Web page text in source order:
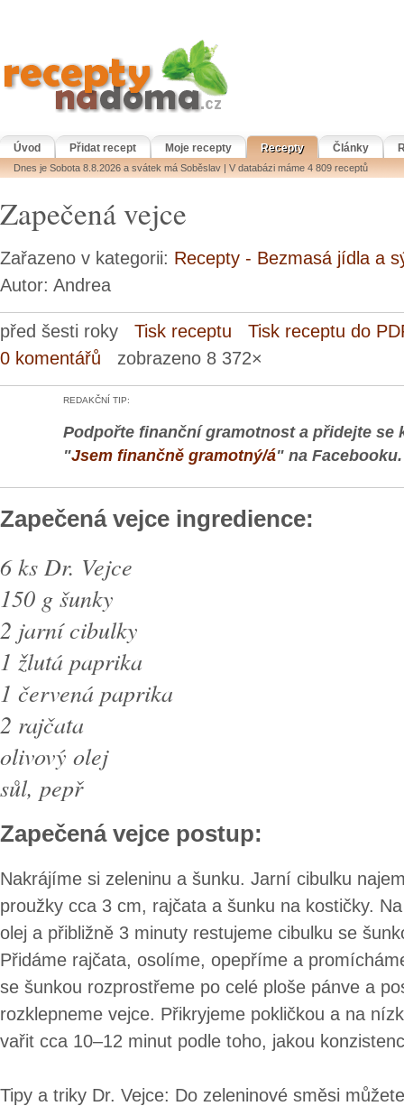
Úvod Přidat recept Moje recepty Recepty Články
Dnes je Sobota 8.8.2026 a svátek má Soběslav | V databázi máme 4 809 receptů
Zapečená vejce
Zařazeno v kategorii: Recepty - Bezmasá jídla a
Autor: Andrea
před šesti roky Tisk receptu
Tisk receptu do
0 komentářů zobrazeno 8 372×
REDAKČNÍ TIP:
Podpořte finanční gramotnost a přidejte se
"Jsem finančně gramotný/á" na Facebooku.
Zapečená vejce ingredience:
6 ks Dr. Vejce
150 g šunky
2 jarní cibulky
1 žlutá paprika
1 červená paprika
2 rajčata
olivový olej
sůl, pepř
Zapečená vejce postup:
Nakrájíme si zeleninu a šunku. Jarní cibulku
proužky cca 3 cm, rajčata a šunku na kostičky.
olej a přibližně 3 minuty restujeme cibulku se
Přidáme rajčata, osolíme, opepříme a
se šunkou rozprostřeme po celé ploše pánve a
rozklepneme vejce. Přikryjeme pokličkou a na
vařit cca 10–12 minut podle toho, jakou
Tipy a triky Dr. Vejce: Do zeleninové směsi